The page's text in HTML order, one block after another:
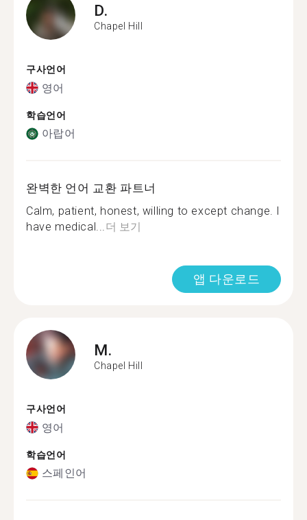
D.
Chapel Hill
구사언어
영어
학습언어
아랍어
완벽한 언어 교환 파트너
Calm, patient, honest, willing to except change. I
have medical...더 보기
앱 다운로드
M.
Chapel Hill
구사언어
영어
학습언어
스페인어